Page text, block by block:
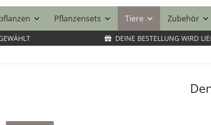
Pflanzensets Tiere Zubehör
DEINE BESTELLUNG WIRD